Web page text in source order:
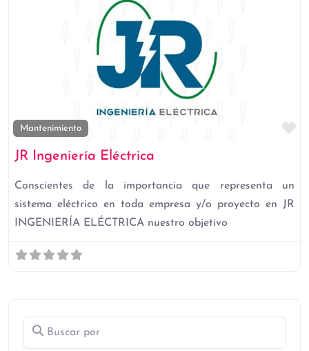
Buscar por
Mantenimiento
JR Ingeniería Eléctrica
Conscientes de la importancia que representa un
sistema eléctrico en toda empresa y/o proyecto en JR
INGENIERÍA ELÉCTRICA nuestro objetivo